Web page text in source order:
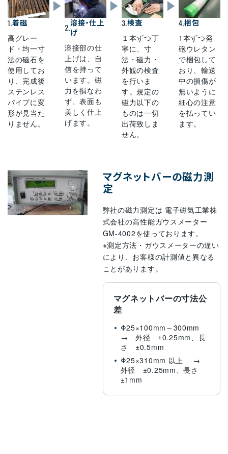
1.着磁
高グレー
ド・均一寸
法の磁石を
使用してお
り、完成後
ステンレス
パイプに変
形が見当た
りません。
2.溶接・仕上
げ
溶接部の仕
上げは、自
信を持って
います。磁
力を損なわ
ず、表面も
美しく仕上
げます。
3.検査
１本ずつ丁
寧に、寸
法・磁力・
外観の検査
を行いま
す。規定の
磁力以下の
ものは一切
出荷致しま
せん。
4.梱包
1本ずつ発
砲ウレタン
で梱包して
おり、輸送
中の損傷が
無いように
細心の注意
を払ってい
ます。
マグネットバーの磁力測
定
弊社の磁力測定は 電子磁気工業株
式会社の高性能ガウスメーター
GM-4002を使っております。
※測定方法・ガウスメーターの違い
により、お客様の計測値と異なる
ことがあります。
マグネットバーの寸法公
差
Φ25×100mm～300mm
→ 外径 ±0.25mm、長
さ ±0.5mm
Φ25×310mm 以上 →
外径 ±0.25mm、長さ
±1mm